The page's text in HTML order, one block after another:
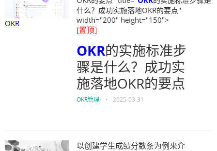
OKR
什么？成功实施落地OKR的要点"
width="200" height="150">
[置顶]
OKR的实施标准步
骤是什么？成功实
施落地OKR的要点
OKR管理 • 2025-03-31
以创建学生成绩分数条为例来介